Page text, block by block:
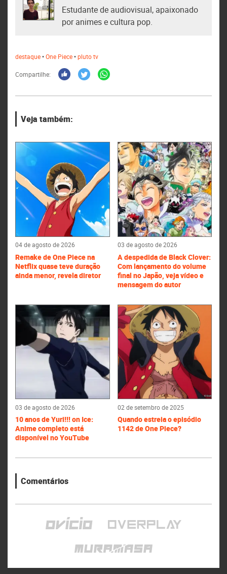
Estudante de audiovisual, apaixonado
por animes e cultura pop.
destaque•One Piece•pluto tv
Compartilhe:
Veja também:
04 de agosto de 2026
Remake de One Piece na
Netflix quase teve duração
ainda menor, revela diretor
03 de agosto de 2026
A despedida de Black Clover:
Com lançamento do volume
final no Japão, veja vídeo e
mensagem do autor
03 de agosto de 2026
10 anos de Yuri!!! on Ice:
Anime completo está
disponível no YouTube
02 de setembro de 2025
Quando estreia o episódio
1142 de One Piece?
Comentários